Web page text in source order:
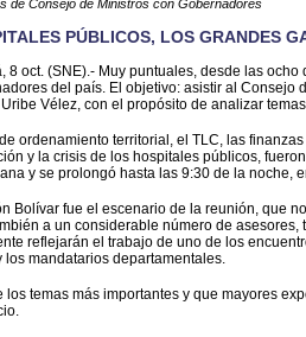
de Consejo de Ministros con Gobernadores
PÚBLICOS, LOS GRANDES
8 oct. (SNE).- Muy puntuales, desde las
del país. El objetivo: asistir al Consejo
Vélez, con el propósito de analizar
ordenamiento territorial, el TLC, las
y la crisis de los hospitales públicos,
y se prolongó hasta las 9:30 de la noche,
Bolívar fue el escenario de la reunión, que
a un considerable número de
reflejarán el trabajo de uno de los
los mandatarios departamentales.
los temas más importantes y que mayores